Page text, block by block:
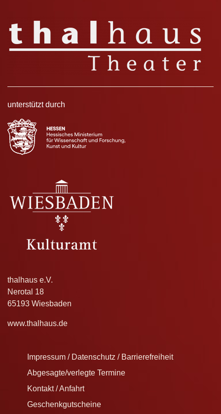
unterstützt durch
thalhaus e.V.
Nerotal 18
65193 Wiesbaden
www.thalhaus.de
Impressum / Datenschutz / Barrierefreiheit
Abgesagte/verlegte Termine
Kontakt / Anfahrt
Geschenkgutscheine